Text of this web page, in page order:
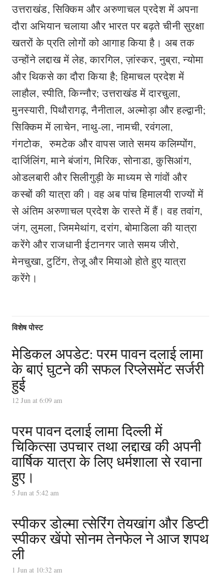
उत्तराखंड, सिक्किम और अरुणाचल प्रदेश में अपना
दौरा अभियान चलाया और भारत पर बढ़ते चीनी सुरक्षा
खतरों के प्रति लोगों को आगाह किया है। अब तक
उन्होंने लद्दाख में लेह, कारगिल, ज़ांस्कर, नुब्रा, न्योमा
और थिकसे का दौरा किया है; हिमाचल प्रदेश में
लाहौल, स्पीति, किन्नौर; उत्तराखंड में दारचुला,
मुनस्यारी, पिथौरागढ़, नैनीताल, अल्मोड़ा और हल्द्वानी;
सिक्किम में लाचेन, नाथु-ला, नामची, रवंगला,
गंगटोक, रुमटेक और वापस जाते समय कलिम्पोंग,
दार्जिलिंग, माने बंजांग, मिरिक, सोनाडा, कुसिआंग,
ओडलबारी और सिलीगुड़ी के माध्यम से गांवों और
कस्बों की यात्रा की। वह अब पांच हिमालयी राज्यों में
से अंतिम अरुणाचल प्रदेश के रास्ते में हैं। वह तवांग,
जंग, लुमला, जिममेथांग, दरांग, बोमाडिला की यात्रा
करेंगे और राजधानी ईटानगर जाते समय जीरो,
मेनचुखा, टुटिंग, तेजू और मियाओ होते हुए यात्रा
करेंगे।
विशेष पोस्ट
मेडिकल अपडेट: परम पावन दलाई लामा
के बाएं घुटने की सफल रिप्लेसमेंट सर्जरी
हुई
12 Jun at 6:09 am
परम पावन दलाई लामा दिल्ली में
चिकित्सा उपचार तथा लद्दाख की अपनी
वार्षिक यात्रा के लिए धर्मशाला से रवाना
हुए।
5 Jun at 5:42 am
स्पीकर डोल्मा त्सेरिंग तेयखांग और डिप्टी
स्पीकर खेंपो सोनम तेनफेल ने आज शपथ
ली
1 Jun at 10:32 am